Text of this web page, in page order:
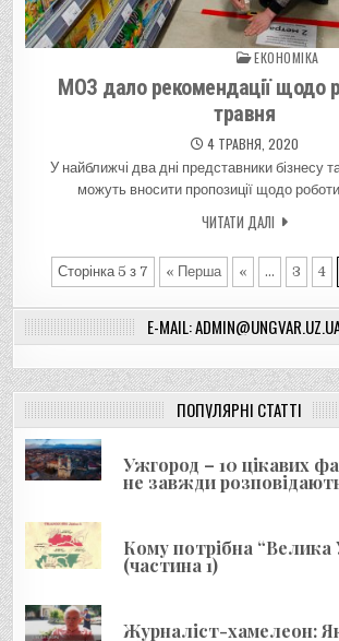
ЕКОНОМІКА
МОЗ дало рекомендації щодо
травня
4 ТРАВНЯ, 2020
У найближчі два дні представники бізнесу
можуть вносити пропозиції щодо
ЧИТАТИ ДАЛІ
Сторінка 5 з 7 « Перша « ... 3 4
E-MAIL:
ПОПУЛЯРНІ СТАТТІ
Ужгород – 10 цікавих
не завжди
Кому потрібна “Велика
(частина 1)
Журналіст-хамелеон: